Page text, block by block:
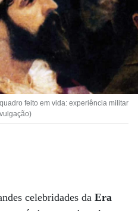
feito em vida: experiência militar
celebridades da Era